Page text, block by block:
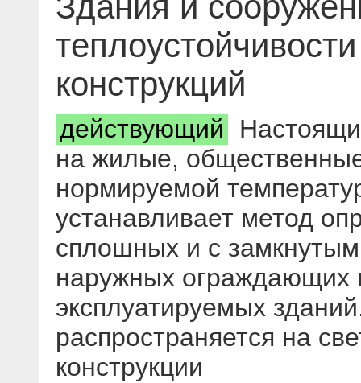
конструкций
действующий
на жилые,
нормируемой
устанавливает метод
сплошных и с
наружных ограждающих
эксплуатируемых
распространяется на
конструкции